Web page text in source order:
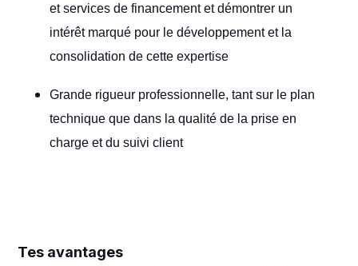
et services de financement et démontrer un
intérêt marqué pour le développement et la
consolidation de cette expertise
Grande rigueur professionnelle, tant sur le plan
technique que dans la qualité de la prise en
charge et du suivi client
Tes avantages